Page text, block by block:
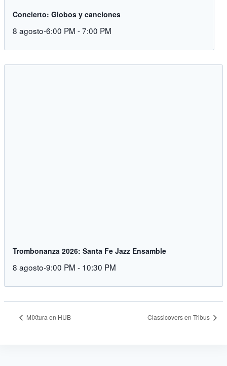
Concierto: Globos y canciones
8 agosto-6:00 PM -7:00 PM
Trombonanza 2026: Santa Fe Jazz Ensamble
8 agosto-9:00 PM - 10:30 PM
MIXtura en HUB Classicovers en Tribus